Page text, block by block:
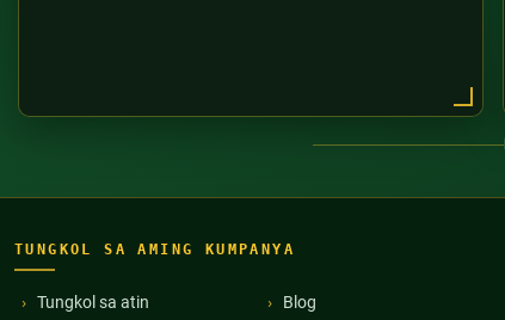
TUNGKOL SA AMING KUMPANYA
Tungkol sa atin Blog